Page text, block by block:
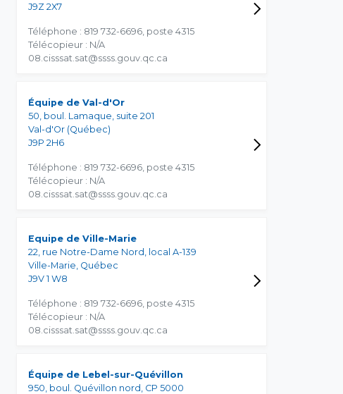
J9Z 2X7
Téléphone : 819 732-6696, poste 4315
Télécopieur : N/A
08.cisssat.sat@ssss.gouv.qc.ca
Équipe de Val-d'Or
50, boul. Lamaque, suite 201
Val-d'Or (Québec)
J9P 2H6
Téléphone : 819 732-6696, poste 4315
Télécopieur : N/A
08.cisssat.sat@ssss.gouv.qc.ca
Equipe de Ville-Marie
22, rue Notre-Dame Nord, local A-139
Ville-Marie, Québec
J9V 1 W8
Téléphone : 819 732-6696, poste 4315
Télécopieur : N/A
08.cisssat.sat@ssss.gouv.qc.ca
Équipe de Lebel-sur-Quévillon
950, boul. Quévillon nord, CP 5000